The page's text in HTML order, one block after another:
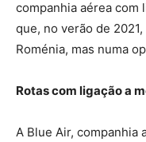
companhia aérea com
que, no verão de
Roménia, mas numa
Rotas com ligação a
A Blue Air, companhia